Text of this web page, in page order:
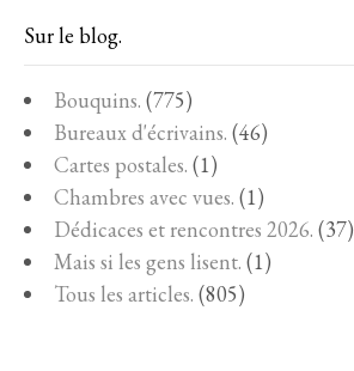
Sur le blog.
Bouquins. (775)
Bureaux d'écrivains. (46)
Cartes postales. (1)
Chambres avec vues. (1)
Dédicaces et rencontres 2026. (37)
Mais si les gens lisent. (1)
Tous les articles. (805)